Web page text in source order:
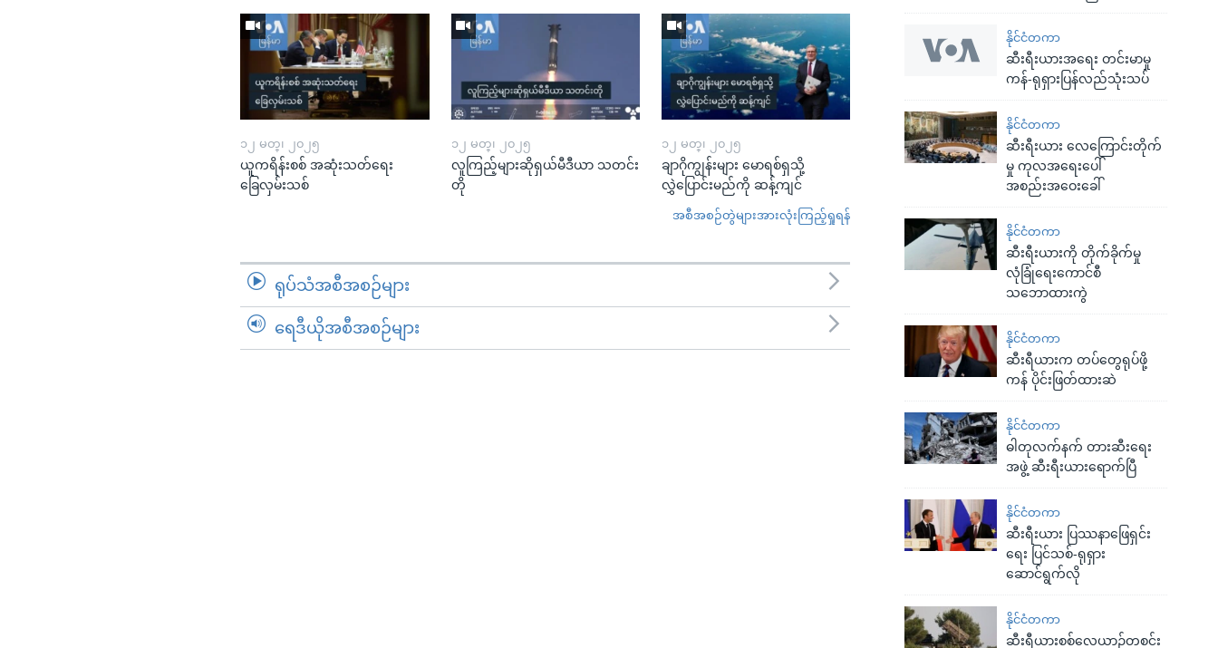
နိုင်ငံတကာ
ဆီးရီးယားအရေး တင်းမာမှု
ကန်-ရုရှားပြန်လည်သုံးသပ်
နိုင်ငံတကာ
ဆီးရီးယား လေကြောင်းတိုက်
မှု ကုလအရေးပေါ်
အစည်းအဝေးခေါ်
နိုင်ငံတကာ
ဆီးရီးယားကို တိုက်ခိုက်မှု
လုံခြုံရေးကောင်စီ
သဘောထားကွဲ
နိုင်ငံတကာ
ဆီးရီယားက တပ်တွေရုပ်ဖို့
ကန် ပိုင်းဖြတ်ထားဆဲ
နိုင်ငံတကာ
ဓါတုလက်နက် တားဆီးရေး
အဖွဲ့ ဆီးရီးယားရောက်ပြီ
နိုင်ငံတကာ
ဆီးရီးယား ပြဿနာဖြေရှင်း
ရေး ပြင်သစ်-ရုရှား
ဆောင်ရွက်လို
နိုင်ငံတကာ
ဆီးရီယားစစ်လေယာဉ်တစင်း
၁၂ မတ္၊ ၂၀၂၅
ယူကရိန်းစစ် အဆုံးသတ်ရေး
ခြေလှမ်းသစ်
၁၂ မတ္၊ ၂၀၂၅
လူကြည့်များဆိုရှယ်မီဒီယာ သတင်း
တို
၁၂ မတ္၊ ၂၀၂၅
ချာဂိုကျွန်းများ မောရစ်ရှသို့
လွှဲပြောင်းမည်ကို ဆန့်ကျင်
အစီအစဉ်တွဲများအားလုံးကြည့်ရှုရန်
ရုပ်သံအစီအစဉ်များ
ရေဒီယိုအစီအစဉ်များ